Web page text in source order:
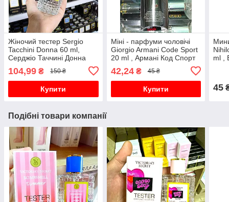
Жіночий тестер Sergio
Tacchini Donna 60 ml,
Серджіо Таччині Донна
104,99 ₴ 150 ₴
Купити
Міні - парфуми чоловічі
Giorgio Armani Code Sport
20 ml , Армані Код Спорт
42,24₴ 45 ₴
Купити
ml ,
45
Подібні товари компанії